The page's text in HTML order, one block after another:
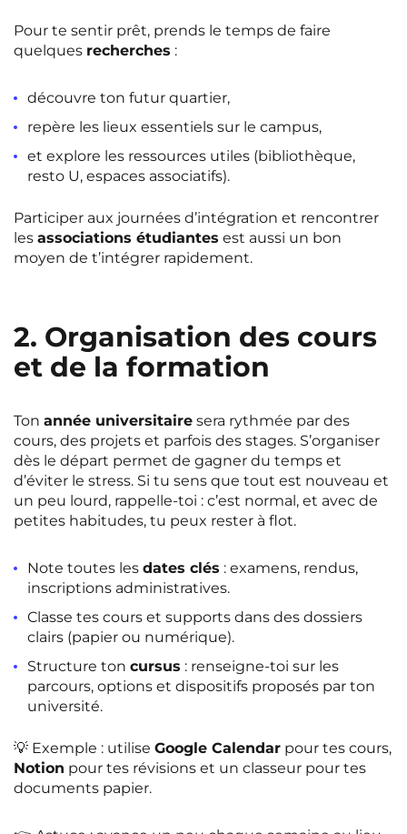
Pour te sentir prêt, prends le temps de faire
quelques recherches :
découvre ton futur quartier,
repère les lieux essentiels sur le campus,
et explore les ressources utiles (bibliothèque,
resto U, espaces associatifs).
Participer aux journées d’intégration et rencontrer
les associations étudiantes est aussi un bon
moyen de t’intégrer rapidement.
2. Organisation des cours
et de la formation
Ton année universitaire sera rythmée par des
cours, des projets et parfois des stages. S’organiser
dès le départ permet de gagner du temps et
d’éviter le stress. Si tu sens que tout est nouveau et
un peu lourd, rappelle-toi : c’est normal, et avec de
petites habitudes, tu peux rester à flot.
Note toutes les dates clés : examens, rendus,
inscriptions administratives.
Classe tes cours et supports dans des dossiers
clairs (papier ou numérique).
Structure ton cursus : renseigne-toi sur les
parcours, options et dispositifs proposés par ton
université.
💡 Exemple : utilise Google Calendar pour tes cours,
Notion pour tes révisions et un classeur pour tes
documents papier.